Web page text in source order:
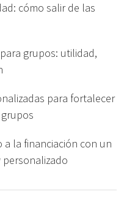
cómo salir de las
grupos: utilidad,
para fortalecer
a la financiación con un